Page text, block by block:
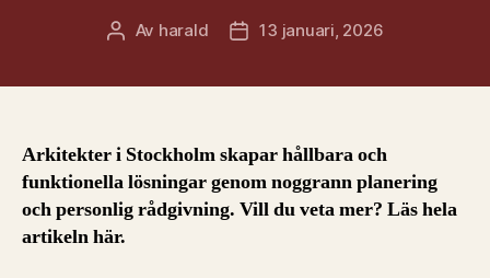
Inläggsförfattare
Av harald Inläggsdatum
13 januari, 2026
Arkitekter i Stockholm skapar hållbara och
funktionella lösningar genom noggrann planering
och personlig rådgivning. Vill du veta mer? Läs hela
artikeln här.